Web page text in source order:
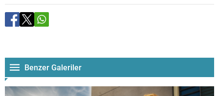
Benzer Galeriler